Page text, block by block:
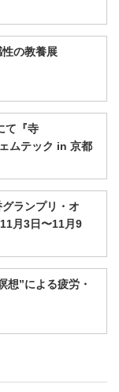
の教養展
て『寺
ムテック in 京都
ランプリ・オ
月3日〜11月9
想”による疲労・